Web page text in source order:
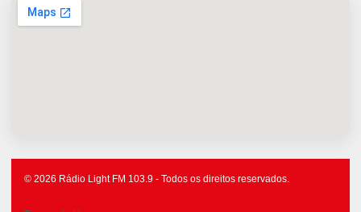
© 2026 Rádio Light FM 103.9 - Todos os direitos reservados.